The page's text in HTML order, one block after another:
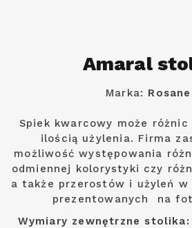
Amaral
Marka:
Spiek kwarcowy może
ilością użylenia. Firma
możliwość występowania
odmiennej kolorystyki czy
a także przerostów i użyleń w
prezentowanych na
Wymiary zewnętrzne